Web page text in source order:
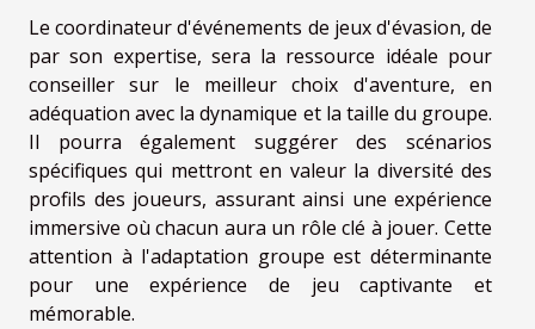
Le coordinateur d'événements de jeux d'évasion, de
par son expertise, sera la ressource idéale pour
conseiller sur le meilleur choix d'aventure, en
adéquation avec la dynamique et la taille du groupe.
Il pourra également suggérer des scénarios
spécifiques qui mettront en valeur la diversité des
profils des joueurs, assurant ainsi une expérience
immersive où chacun aura un rôle clé à jouer. Cette
attention à l'adaptation groupe est déterminante
pour une expérience de jeu captivante et
mémorable.